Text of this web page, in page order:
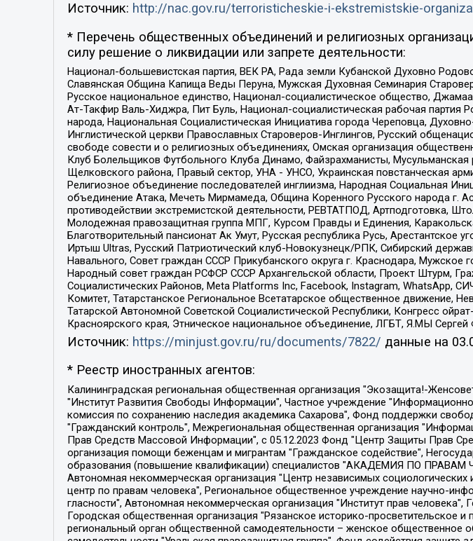
Источник: http://nac.gov.ru/terroristicheskie-i-ekstremistskie-
* Перечень общественных объединений и религиозных
силу решение о ликвидации или запрете деятельности:
Национал-большевистская партия, ВЕК РА, Рада земли Кубанской Духовно
Славянская Община Капища Веды Перуна, Мужская Духовная Семинария
Русское национальное единство, Национал-социалистическое общество,
Ат-Такфир Валь-Хиджра, Пит Буль, Национал-социалистическая рабочая
народа, Национальная Социалистическая Инициатива города Череповца,
Инглистической церкви Православных Староверов-Инглингов, Русский
свободе совести и о религиозных объединениях, Омская организация
Клуб Болельщиков Футбольного Клуба Динамо, Файзрахманисты,
Щелковского района, Правый сектор, УНА - УНСО, Украинская повстанческая
Религиозное объединение последователей инглиизма, Народная Социальная
объединение Атака, Мечеть Мирмамеда, Община Коренного Русского народа г.
противодействии экстремистской деятельности, РЕВТАТПОД, Артподготовка,
Молодежная правозащитная группа МПГ, Курсом Правды и Единения,
Благотворительный пансионат Ак Умут, Русская республика Русь,
Иртыш Ultras, Русский Патриотический клуб-Новокузнецк/РПК, Сибирский
Навального, Совет граждан СССР Прикубанского округа г. Краснодара,
Народный совет граждан РСФСР СССР Архангельской области, Проект Штурм,
Социалистических Районов, Meta Platforms Inc, Facebook, Instagram, WhatsApp,
Комитет, Татарстанское Региональное Всетатарское общественное движение,
Татарской Автономной Советской Социалистической Республики, Конгресс
Красноярского края, Этническое национальное объединение, ЛГБТ, Я.МЫ Сергей
Источник: https://minjust.gov.ru/ru/documents/7822/ данные на
* Реестр иностранных агентов:
Калининградская региональная общественная организация "Экозащита!-Женсовет", Фонд содействия защите прав и свобод граждан "Общественный вердикт", Фонд "Институт Развития Свободы Информации", Частное учреждение "Информационное агентство МЕМО. РУ", Региональная общественная организация "Общественная комиссия по сохранению наследия академика Сахарова", Фонд поддержки свободы прессы, Санкт-Петербургская общественная правозащитная организация "Гражданский контроль", Межрегиональная общественная организация "Информационно-просветительский центр "Мемориал", Региональный Фонд "Центр Защиты Прав Средств Массовой Информации", с 05.12.2023 Фонд "Центр Защиты Прав Средств массовой информации", Региональная общественная благотворительная организация помощи беженцам и мигрантам "Гражданское содействие", Негосударственное образовательное учреждение дополнительного профессионального образования (повышение квалификации) специалистов "АКАДЕМИЯ ПО ПРАВАМ ЧЕЛОВЕКА", Свердловская региональная общественная организация "Сутяжник", Автономная некоммерческая организация "Центр независимых социологических исследований", Союз общественных объединений "Российский исследовательский центр по правам человека", Региональное общественное учреждение научно-информационный центр "МЕМОРИАЛ", Некоммерческая организация "Фонд защиты гласности", Автономная некоммерческая организация "Институт прав человека", Городская общественная организация "Екатеринбургское общество "МЕМОРИАЛ", Городская общественная организация "Рязанское историко-просветительское и правозащитное общество "Мемориал" (Рязанский Мемориал), Челябинский региональный орган общественной самодеятельности – женское общественное объединение "Женщины Евразии", Челябинский региональный орган общественной самодеятельности "Уральская правозащитная группа", Фонд содействия защите здоровья и социальной справедливости имени Андрея Рылькова, Автономная Некоммерческая Организация "Аналитический Центр Юрия Левады", Автономная некоммерческая организация социальной поддержки населения "Проект Апрель", Региональная общественная организация помощи женщинам и детям, находящимся в кризисной ситуации "Информационно-методический центр "Анна", Фонд содействия развитию массовых коммуникаций и правовому просвещению "Так-так-Так", Фонд содействия устойчивому развитию "Серебряная тайга", Свердловский региональный общественный фонд социальных проектов "Новое время", "Idel.Реалии", Кавказ.Реалии, Крым.Реалии, Телеканал Настоящее Время, Татаро-башкирская служба Радио Свобода (Azatliq Radiosi), Радио Свободная Европа/Радио Свобода (PCE/PC), "Сибирь.Реалии", "Фактограф", Благотворительный фонд помощи осужденным и их семьям, Автономная некоммерческая организация "Институт глобализации и социальных движений", Фонд "В защиту прав заключенных", Частное учреждение "Центр поддержки и содействия развитию средств массовой информации", Пензенский региональный общественный благотворительный фонд "Гражданский союз", "Север.Реалии", Некоммерческая организация Фонд "Правовая инициатива", Общество с ограниченной ответственностью "Радио Свободная Европа/Радио Свобода", Чешское информационное агентство "MEDIUM-ORIENT", Красноярская региональная общественная организация "Мы против СПИДа", Камалягин Денис Николаевич, Маркелов Сергей Евгеньевич, Пономарев Лев Александрович, Савицкая Людмила Алексеевна, Автономная некоммерческая организация "Центр по работе с проблемой насилия "НАСИЛИЮ.НЕТ", Межрегиональный профессиональный союз работников здравоохранения "Альянс врачей", Юридическое лицо, зарегистрированное в Латвийской Республике, SIA "Medusa Project" (регистрационный номер 40103797863, дата регистрации 10.06.2014), Некоммерческая организация "Фонд по борьбе с коррупцией", Автономная некоммерческая организация "Институт права и публичной политики", Баданин Роман Сергеевич, Гликин Максим Александрович, Железнова Мария Михайловна, Лукьянова Юлия Сергеевна, Маетная Елизавета Витальевна, Маняхин Петр Борисович, Чуракова Ольга Владимировна, Ярош Юлия Петровна, Юридическое лицо "The Insider SIA", зарегистрированное в Риге, Латвийская Республика (дата регистрации 26.06.2015), являющееся администратором доменного имени интернет-издания "The Insider SIA", https://theins.ru, Постернак Алексей Евгеньевич, Рубин Михаил Аркадьевич, Анин Роман Александрович, Юридическое лицо Istories fonds, зарегистрированное в Латвийской Республике (регистрационный номер 50008295751, дата регистрации 24.02.2020), Великовский Дмитрий Александрович, Долинина Ирина Николаевна, Мароховская Алеся Алексеевна, Шлейнов Роман Юрьевич, Шмагун Олеся Валентиновна, Общество с ограниченной ответственностью "Альтаир 2021", Общество с ограниченной ответственностью "Вега 2021", Общество с ограниченной ответственностью "Главный редактор 2021", Общество с ограниченной ответственностью "Ромашки монолит",